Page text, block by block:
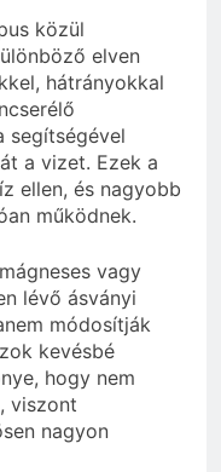
közül
elven
hátrányokkal
segítségével
a vizet. Ezek a
ellen, és nagyobb
működnek.
vagy
lévő ásványi
módosítják
kevésbé
hogy nem
viszont
nagyon